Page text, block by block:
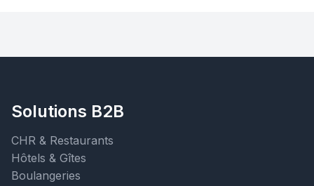
Solutions B2B
CHR & Restaurants
Hôtels & Gîtes
Boulangeries